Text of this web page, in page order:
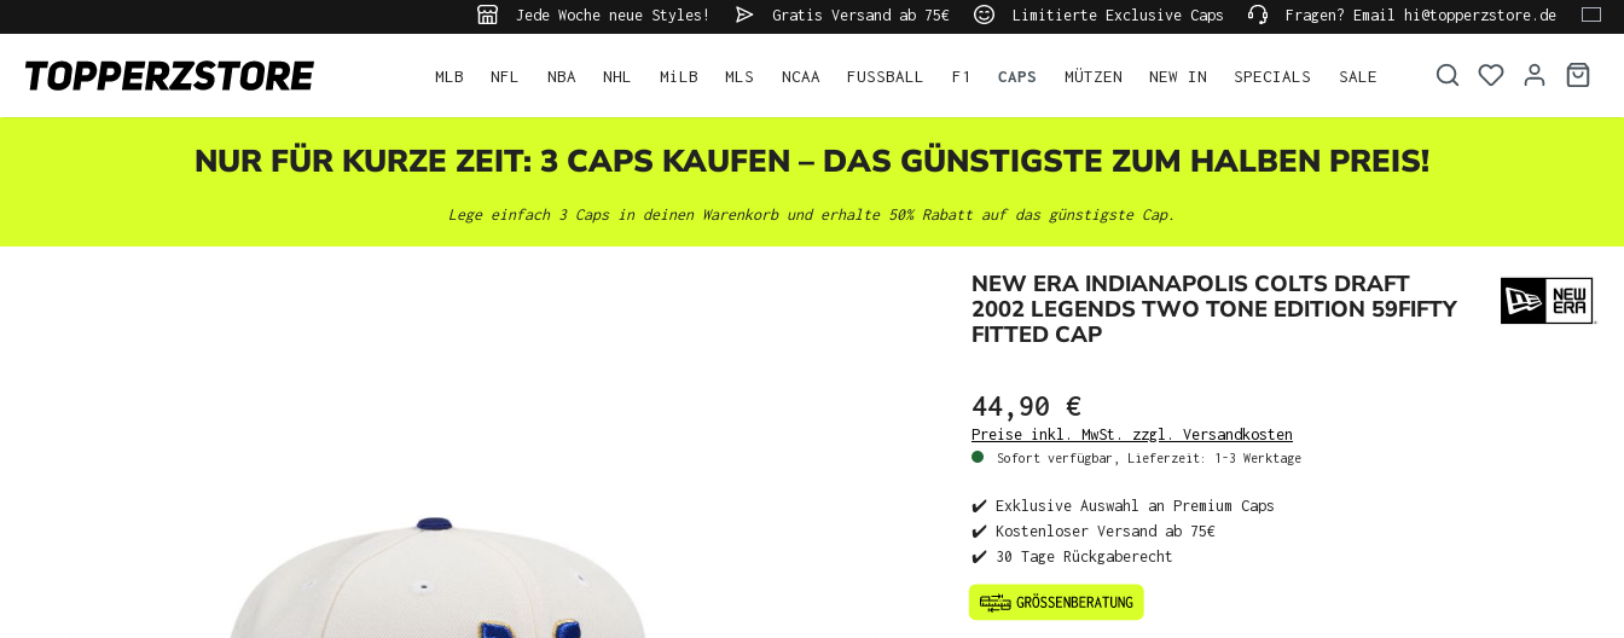
Jede Woche neue Styles! Gratis Versand ab 75€ Limitierte Exclusive Caps Fragen? Email hi@topperzstore.de
MLB NFL NBA NHL MiLB MLS NCAA FUSSBALL F1 CAPS MÜTZEN NEW IN SPECIALS SALE
NUR FÜR KURZE ZEIT: 3 CAPS KAUFEN – DAS GÜNSTIGSTE ZUM HALBEN PREIS!
Lege einfach 3 Caps in deinen Warenkorb und erhalte 50% Rabatt auf das günstigste Cap.
NEW ERA INDIANAPOLIS COLTS DRAFT
2002 LEGENDS TWO TONE EDITION 59FIFTY
FITTED CAP
44,90 €
Preise inkl. MwSt. zzgl. Versandkosten
Sofort verfügbar, Lieferzeit: 1-3 Werktage
✔️ Exklusive Auswahl an Premium Caps
✔️ Kostenloser Versand ab 75€
✔️ 30 Tage Rückgaberecht